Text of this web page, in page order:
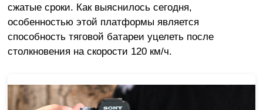
сжатые сроки. Как выяснилось сегодня,
особенностью этой платформы является
способность тяговой батареи уцелеть после
столкновения на скорости 120 км/ч.